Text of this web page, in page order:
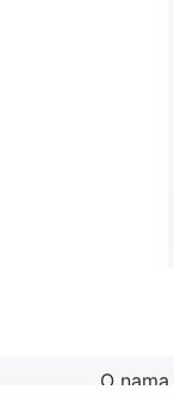
O nama